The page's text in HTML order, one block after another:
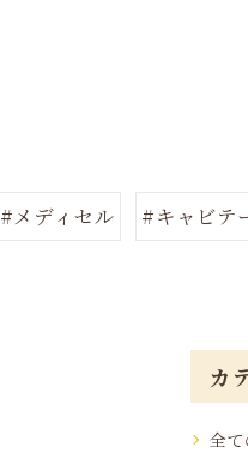
#メディセル #キャビテ
カ
全